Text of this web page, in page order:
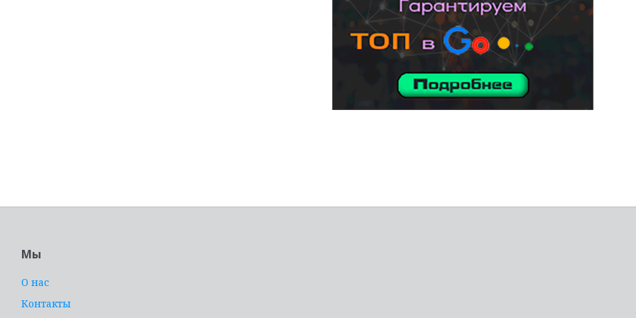
Мы
О нас
Контакты